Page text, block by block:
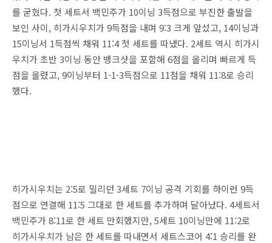
를 굳혔다. 첫 세트서 백민주가 10이닝 3득점으로 부진한 출발을
보인 사이, 히가시우치가 9득점을 내며 9:3 크게 앞섰고, 14이닝과
15이닝서 1득점씩 채워 11:4 첫 세트를 따냈다. 2세트 역시 히가시
우치가 초반 3이닝 동안 뱅크샷을 포함해 6점을 올리며 빠르게 득
점을 올렸고, 9이닝부터 1-1-3득점으로 11점을 채워 11:8로 승리
했다.
히가시우치는 2:5로 밀리던 3세트 7이닝 공격 기회를 하이런 9득
점으로 연결해 11:5 그대로 한 세트를 추가하며 달아났다. 4세트서
백민주가 8:11로 한 세트 만회했지만, 5세트 10이닝만에 11:2로
히가시우치가 남은 한 세트를 따내면서 세트스코어 4:1 승리를 완